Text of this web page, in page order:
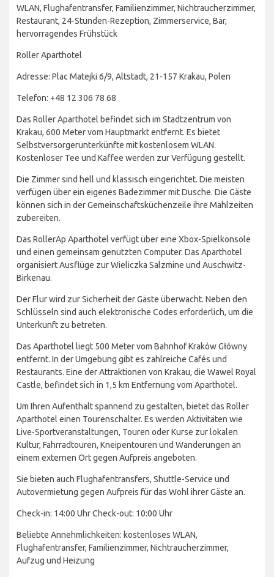
WLAN, Flughafentransfer, Familienzimmer, Nichtraucherzimmer,
Restaurant, 24-Stunden-Rezeption, Zimmerservice, Bar,
hervorragendes Frühstück
Roller Aparthotel
Adresse: Plac Matejki 6/9, Altstadt, 21-157 Krakau, Polen
Telefon: +48 12 306 78 68
Das Roller Aparthotel befindet sich im Stadtzentrum von
Krakau, 600 Meter vom Hauptmarkt entfernt. Es bietet
Selbstversorgerunterkünfte mit kostenlosem WLAN.
Kostenloser Tee und Kaffee werden zur Verfügung gestellt.
Die Zimmer sind hell und klassisch eingerichtet. Die meisten
verfügen über ein eigenes Badezimmer mit Dusche. Die Gäste
können sich in der Gemeinschaftsküchenzeile ihre Mahlzeiten
zubereiten.
Das RollerAp Aparthotel verfügt über eine Xbox-Spielkonsole
und einen gemeinsam genutzten Computer. Das Aparthotel
organisiert Ausflüge zur Wieliczka Salzmine und Auschwitz-
Birkenau.
Der Flur wird zur Sicherheit der Gäste überwacht. Neben den
Schlüsseln sind auch elektronische Codes erforderlich, um die
Unterkunft zu betreten.
Das Aparthotel liegt 500 Meter vom Bahnhof Kraków Główny
entfernt. In der Umgebung gibt es zahlreiche Cafés und
Restaurants. Eine der Attraktionen von Krakau, die Wawel Royal
Castle, befindet sich in 1,5 km Entfernung vom Aparthotel.
Um Ihren Aufenthalt spannend zu gestalten, bietet das Roller
Aparthotel einen Tourenschalter. Es werden Aktivitäten wie
Live-Sportveranstaltungen, Touren oder Kurse zur lokalen
Kultur, Fahrradtouren, Kneipentouren und Wanderungen an
einem externen Ort gegen Aufpreis angeboten.
Sie bieten auch Flughafentransfers, Shuttle-Service und
Autovermietung gegen Aufpreis für das Wohl ihrer Gäste an.
Check-in: 14:00 Uhr Check-out: 10:00 Uhr
Beliebte Annehmlichkeiten: kostenloses WLAN,
Flughafentransfer, Familienzimmer, Nichtraucherzimmer,
Aufzug und Heizung